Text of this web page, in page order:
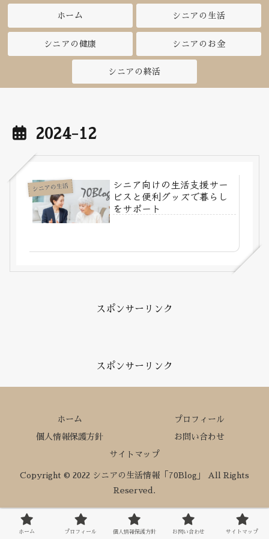
ホーム シニアの生活
シニアの健康 シニアのお金
シニアの終活
2024-12
シニアの生活
シニア向けの生活支援サー
ビスと便利グッズで暮らし
をサポート
スポンサーリンク
スポンサーリンク
ホーム プロフィール
個人情報保護方針 お問い合わせ
サイトマップ
Copyright © 2022 シニアの生活情報「70Blog」 All Rights
Reserved.
ホーム プロフィール 個人情報保護方針 お問い合わせ サイトマップ